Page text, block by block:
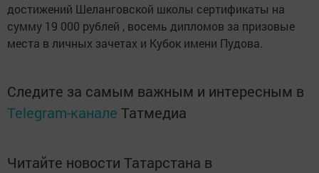
достижений Шеланговской школы сертификаты на
сумму 19 000 рублей , восемь дипломов за призовые
места в личных зачетах и Кубок имени Пудова.
Следите за самым важным и интересным в
Telegram-канале Татмедиа
Читайте новости Татарстана в